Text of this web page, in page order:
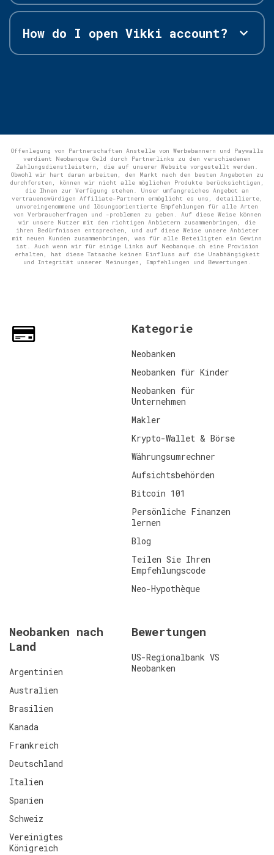
How do I open Vikki account?
Offenlegung von Partnerschaften Anstelle von Werbebannern und Paywalls
verdient Neobanque Geld durch Partnerlinks zu den verschiedenen
Zahlungsdienstleistern, die auf unserer Website vorgestellt werden.
Obwohl wir hart daran arbeiten, den Markt nach den besten Angeboten zu
durchforsten, können wir nicht alle möglichen Produkte berücksichtigen,
die Ihnen zur Verfügung stehen. Unser umfangreiches Angebot an
vertrauenswürdigen Affiliate-Partnern ermöglicht es uns, detaillierte,
unvoreingenommene und lösungsorientierte Empfehlungen für alle Arten
von Verbraucherfragen und -problemen zu geben. Auf diese Weise können
wir unsere Nutzer mit den richtigen Anbietern zusammenbringen, die
ihren Bedürfnissen entsprechen, und auf diese Weise unsere Anbieter
mit neuen Kunden zusammenbringen, was für alle Beteiligten ein Gewinn
ist. Auch wenn wir für einige Links auf Neobanque.ch eine Provision
erhalten, hat diese Tatsache keinen Einfluss auf die Unabhängigkeit
und Integrität unserer Meinungen, Empfehlungen und Bewertungen.
Kategorie
Neobanken
Neobanken für Kinder
Neobanken für
Unternehmen
Makler
Krypto-Wallet & Börse
Währungsumrechner
Aufsichtsbehörden
Bitcoin 101
Persönliche Finanzen
lernen
Blog
Teilen Sie Ihren
Empfehlungscode
Neo-Hypothèque
Neobanken nach
Land
Argentinien
Australien
Brasilien
Kanada
Frankreich
Deutschland
Italien
Spanien
Schweiz
Vereinigtes
Königreich
Bewertungen
US-Regionalbank VS
Neobanken